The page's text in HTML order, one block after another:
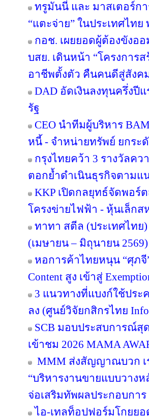
ทรูมันนี่ และ มาสเตอร์ก
“แตะจ่าย” ในประเทศไท
กอช. เผยยอดผู้ต้องขังอ
บสย. เดินหน้า “โครงการ
อาชีพตั้งตัว คืนคนดีสู่สังค
DAD อัดเงินลงทุนครึ่งปี
รัฐ
CEO นำทีมผู้บริหาร
หนี้ - จำหน่ายทรัพย์ ยกร
กรุงไทยคว้า 3 รางวัลคว
ตอกย้ำดำเนินธุรกิจตามแ
KKP เปิดกลยุทธ์จัดพอร์
โครงข่ายไฟฟ้า - หุ้นเล็ก
ทาทา สตีล (ประเทศไทย)
(เมษายน – มิถุนายน 2569)
หอการค้าไทยหนุน “ศุภจี
Content สูง เข้าสู่
3 แนวทางที่แบงก์ใช้ประ
ลง (ศูนย์วิจัยกสิกรไทย
SCB มอบประสบการณ์สุ
เข้าชม 2026 MAMA
MMM ส่งสัญญาณบวก เ
“บริหารงานขายแบบวาง
จ่อเสริมทัพผลประกอบการ
ไอ-เทลท็อปฟอร์มโกยยอ